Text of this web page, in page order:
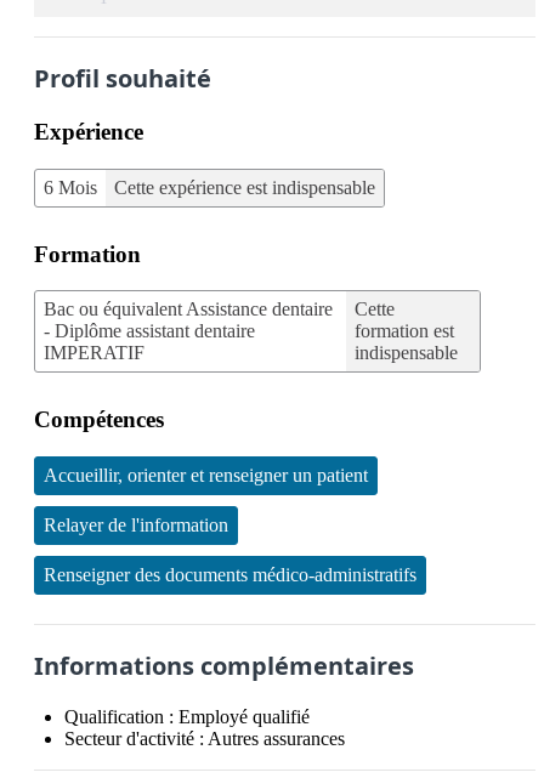
Profil souhaité
Expérience
6 Mois Cette expérience est indispensable
Formation
Bac ou équivalent Assistance dentaire
- Diplôme assistant dentaire
IMPERATIF
Cette
formation est
indispensable
Compétences
Accueillir, orienter et renseigner un patient
Relayer de l'information
Renseigner des documents médico-administratifs
Informations complémentaires
Qualification : Employé qualifié
Secteur d'activité : Autres assurances